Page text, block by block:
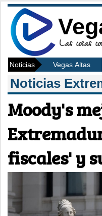
Las cosas
Noticias Vegas Altas
Noticias
Moody's
fiscales' y